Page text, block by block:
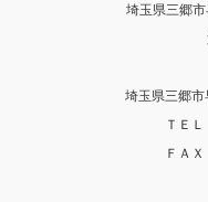
埼玉県三郷
埼玉県三郷
ＴＥ
ＦＡ